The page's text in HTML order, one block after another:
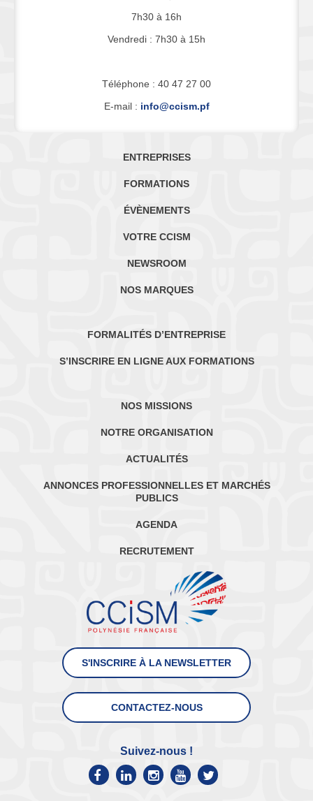
7h30 à 16h
Vendredi : 7h30 à 15h
Téléphone : 40 47 27 00
E-mail : info@ccism.pf
ENTREPRISES
FORMATIONS
ÉVÈNEMENTS
VOTRE CCISM
NEWSROOM
NOS MARQUES
FORMALITÉS D’ENTREPRISE
S’INSCRIRE EN LIGNE AUX FORMATIONS
NOS MISSIONS
NOTRE ORGANISATION
ACTUALITÉS
ANNONCES PROFESSIONNELLES ET MARCHÉS
PUBLICS
AGENDA
RECRUTEMENT
S'INSCRIRE À LA NEWSLETTER
CONTACTEZ-NOUS
Suivez-nous !